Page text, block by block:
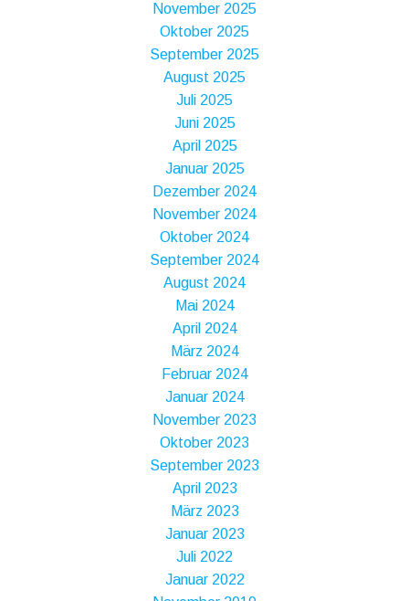
November 2025
Oktober 2025
September 2025
August 2025
Juli 2025
Juni 2025
April 2025
Januar 2025
Dezember 2024
November 2024
Oktober 2024
September 2024
August 2024
Mai 2024
April 2024
März 2024
Februar 2024
Januar 2024
November 2023
Oktober 2023
September 2023
April 2023
März 2023
Januar 2023
Juli 2022
Januar 2022